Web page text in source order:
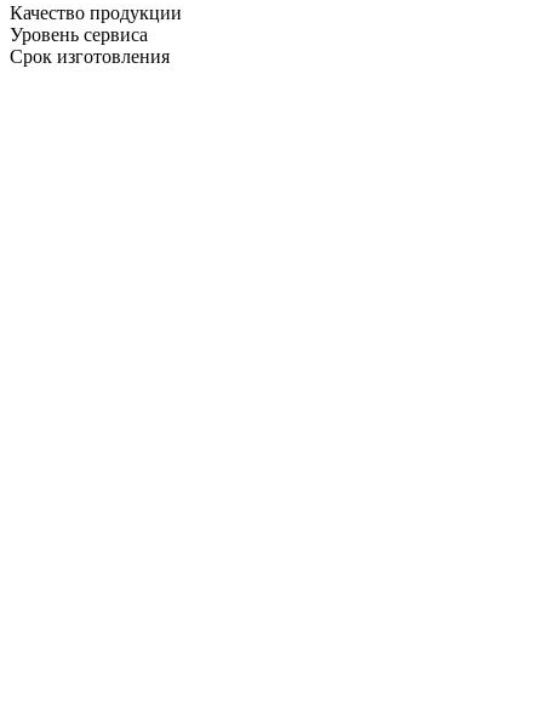
Качество продукции
Уровень сервиса
Срок изготовления